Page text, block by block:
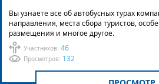
Участников: 46
Просмотров: 132
Вы узнаете все об автобусных турах
направления, места сбора туристов,
размещения и многое другое.